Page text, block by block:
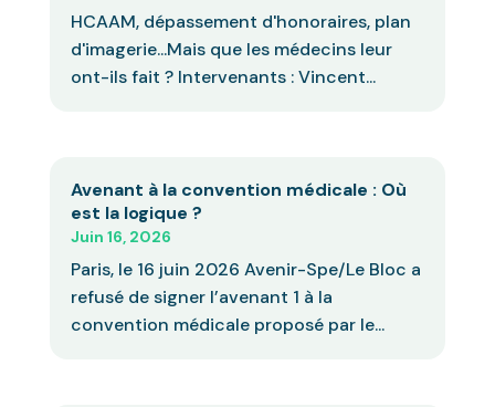
HCAAM, dépassement d'honoraires, plan
d'imagerie...Mais que les médecins leur
ont-ils fait ? Intervenants : Vincent...
Avenant à la convention médicale : Où
est la logique ?
Juin 16, 2026
Paris, le 16 juin 2026 Avenir-Spe/Le Bloc a
refusé de signer l’avenant 1 à la
convention médicale proposé par le...